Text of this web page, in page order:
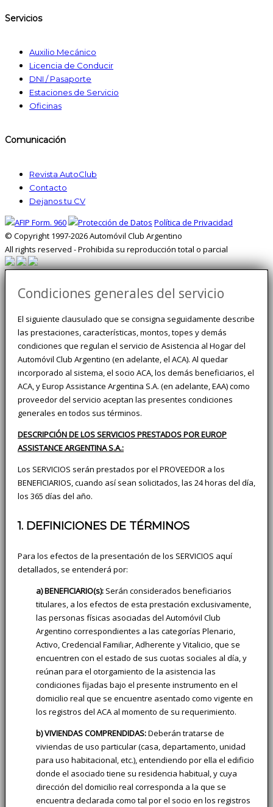
Servicios
Auxilio Mecánico
Licencia de Conducir
DNI / Pasaporte
Estaciones de Servicio
Oficinas
Comunicación
Revista AutoClub
Contacto
Dejanos tu CV
Política de Privacidad
© Copyright 1997-2026 Automóvil Club Argentino
All rights reserved - Prohibida su reproducción total o parcial
Condiciones generales del servicio
El siguiente clausulado que se consigna seguidamente describe
las prestaciones, características, montos, topes y demás
condiciones que regulan el servicio de Asistencia al Hogar del
Automóvil Club Argentino (en adelante, el ACA). Al quedar
incorporado al sistema, el socio ACA, los demás beneficiarios, el
ACA, y Europ Assistance Argentina S.A. (en adelante, EAA) como
proveedor del servicio aceptan las presentes condiciones
generales en todos sus términos.
DESCRIPCIÓN DE LOS SERVICIOS PRESTADOS POR EUROP
ASSISTANCE ARGENTINA S.A.:
Los SERVICIOS serán prestados por el PROVEEDOR a los
BENEFICIARIOS, cuando así sean solicitados, las 24 horas del día,
los 365 días del año.
1. DEFINICIONES DE TÉRMINOS
Para los efectos de la presentación de los SERVICIOS aquí
detallados, se entenderá por:
a) BENEFICIARIO(s): Serán considerados beneficiarios
titulares, a los efectos de esta prestación exclusivamente,
las personas físicas asociadas del Automóvil Club
Argentino correspondientes a las categorías Plenario,
Activo, Credencial Familiar, Adherente y Vitalicio, que se
encuentren con el estado de sus cuotas sociales al día, y
reúnan para el otorgamiento de la asistencia las
condiciones fijadas bajo el presente instrumento en el
domicilio real que se encuentre asentado como vigente en
los registros del ACA al momento de su requerimiento.
b) VIVIENDAS COMPRENDIDAS:Deberán tratarse de
viviendas de uso particular (casa, departamento, unidad
para uso habitacional, etc.), entendiendo por ella el edificio
donde el asociado tiene su residencia habitual, y cuya
dirección del domicilio real corresponda a la que se
encuentra declarada como tal por el socio en los registros